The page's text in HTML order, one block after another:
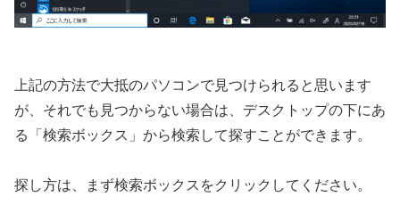
上記の方法で大抵のパソコンで見つけられると思います
が、それでも見つからない場合は、デスクトップの下にあ
る「検索ボックス」から検索して探すことができます。
探し方は、まず検索ボックスをクリックしてください。